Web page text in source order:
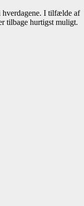
hverdagene. I tilfælde af
tilbage hurtigst muligt.